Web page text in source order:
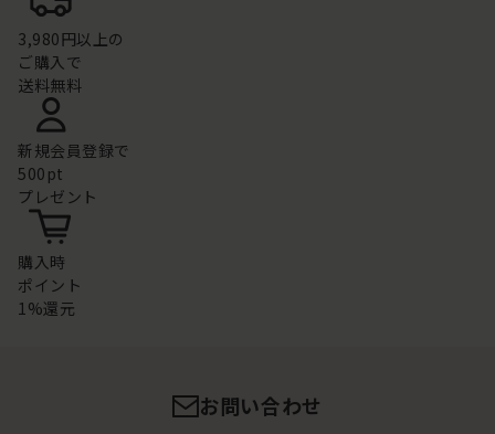
3,980円以上の
ご購入で
送料無料
新規会員登録で
500pt
プレゼント
購入時
ポイント
1%還元
お問い合わせ